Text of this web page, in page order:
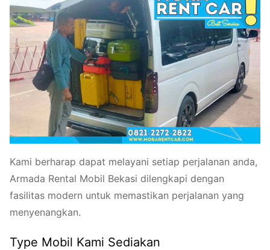
Kami berharap dapat melayani setiap perjalanan anda,
Armada Rental Mobil Bekasi dilengkapi dengan
fasilitas modern untuk memastikan perjalanan yang
menyenangkan.
Type Mobil Kami Sediakan